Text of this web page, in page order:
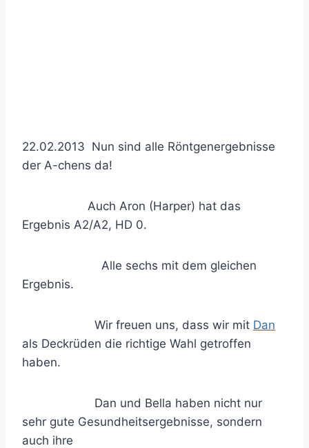
22.02.2013 Nun sind alle Röntgenergebnisse
der A-chens da!
Auch Aron (Harper) hat das
Ergebnis A2/A2, HD 0.
Alle sechs mit dem gleichen
Ergebnis.
Wir freuen uns, dass wir mit Dan
als Deckrüden die richtige Wahl getroffen
haben.
Dan und Bella haben nicht nur
sehr gute Gesundheitsergebnisse, sondern
auch ihre